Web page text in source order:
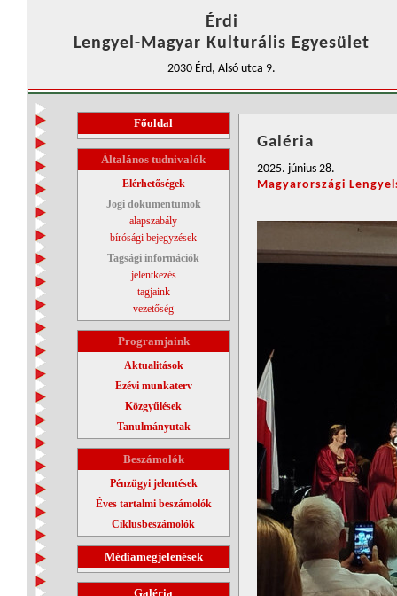
Érdi
Lengyel-Magyar Kulturális Egyesület
2030 Érd, Alsó utca 9.
Főoldal
Általános tudnivalók
Elérhetőségek
Jogi dokumentumok
alapszabály
bírósági bejegyzések
Tagsági információk
jelentkezés
tagjaink
vezetőség
Programjaink
Aktualitások
Ezévi munkaterv
Közgyűlések
Tanulmányutak
Beszámolók
Pénzügyi jelentések
Éves tartalmi beszámolók
Ciklusbeszámolók
Médiamegjelenések
Galéria
Galéria
2025. június 28.
Magyarországi